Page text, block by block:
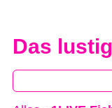
Das